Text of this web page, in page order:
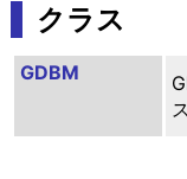
クラス
GDBM